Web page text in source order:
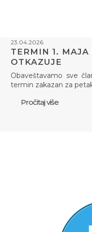
23.04.2026.
TERMIN 1. MAJA
OTKAZUJE
Obaveštavamo sve
termin zakazan za
Pročitaj više